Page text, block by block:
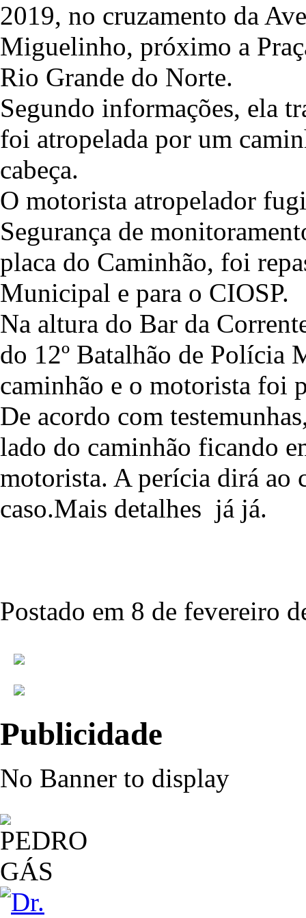
2019, no cruzamento da
Miguelinho, próximo a
Rio Grande do Norte.
Segundo informações, ela
foi atropelada por um
cabeça.
O motorista atropelador
Segurança de
placa do Caminhão, foi
Municipal e para o CIOSP.
Na altura do Bar da
do 12º Batalhão de Polícia
caminhão e o motorista foi
De acordo com
lado do caminhão ficando
motorista. A perícia dirá ao
caso.Mais detalhes já já.
Postado em 8 de fevereiro
Publicidade
No Banner to display